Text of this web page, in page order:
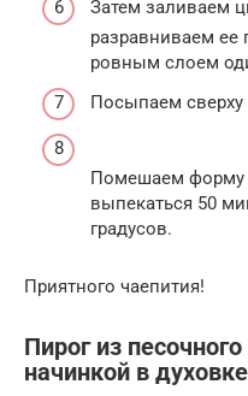
Затем заливаем
разравниваем ее
ровным слоем
Посыпаем
Помешаем форму
выпекаться 50
градусов.
Приятного чаепития!
Пирог из
начинкой в духовке